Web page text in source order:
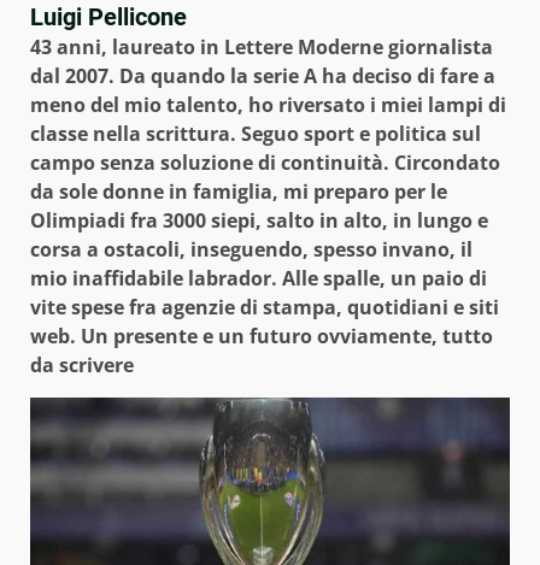
Luigi Pellicone
43 anni, laureato in Lettere Moderne giornalista
dal 2007. Da quando la serie A ha deciso di fare a
meno del mio talento, ho riversato i miei lampi di
classe nella scrittura. Seguo sport e politica sul
campo senza soluzione di continuità. Circondato
da sole donne in famiglia, mi preparo per le
Olimpiadi fra 3000 siepi, salto in alto, in lungo e
corsa a ostacoli, inseguendo, spesso invano, il
mio inaffidabile labrador. Alle spalle, un paio di
vite spese fra agenzie di stampa, quotidiani e siti
web. Un presente e un futuro ovviamente, tutto
da scrivere